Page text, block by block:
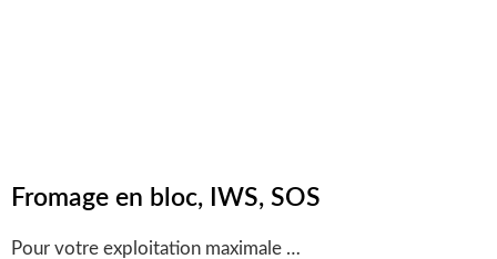
Fromage en bloc, IWS, SOS
Pour votre exploitation maximale …